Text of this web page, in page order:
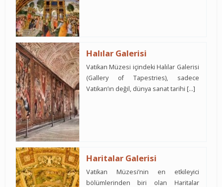
Halılar Galerisi
Vatikan Müzesi içindeki Halılar Galerisi
(Gallery of Tapestries), sadece
Vatikan’ın değil, dünya sanat tarihi […]
Haritalar Galerisi
Vatikan Müzesi’nin en etkileyici
bölümlerinden biri olan Haritalar